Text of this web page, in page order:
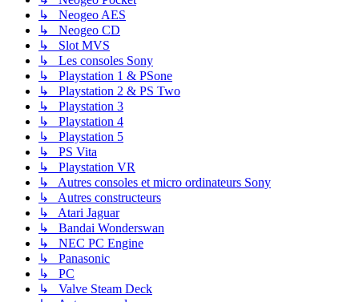
↳ Neogeo AES
↳ Neogeo CD
↳ Slot MVS
↳ Les consoles Sony
↳ Playstation 1 & PSone
↳ Playstation 2 & PS Two
↳ Playstation 3
↳ Playstation 4
↳ Playstation 5
↳ PS Vita
↳ Playstation VR
↳ Autres consoles et micro ordinateurs Sony
↳ Autres constructeurs
↳ Atari Jaguar
↳ Bandai Wonderswan
↳ NEC PC Engine
↳ Panasonic
↳ PC
↳ Valve Steam Deck